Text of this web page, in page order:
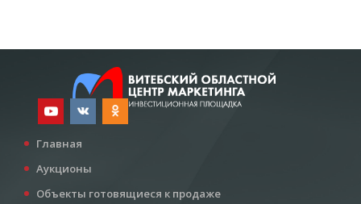
Главная
Аукционы
Объекты готовящиеся к продаже